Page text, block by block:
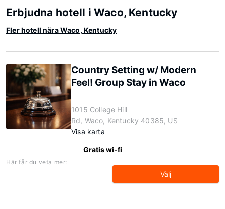
Erbjudna hotell i Waco, Kentucky
Fler hotell nära Waco, Kentucky
Country Setting w/ Modern
Feel! Group Stay in Waco
1015 College Hill
Rd, Waco, Kentucky 40385, US
Visa karta
Gratis wi-fi
Här får du veta mer:
Välj